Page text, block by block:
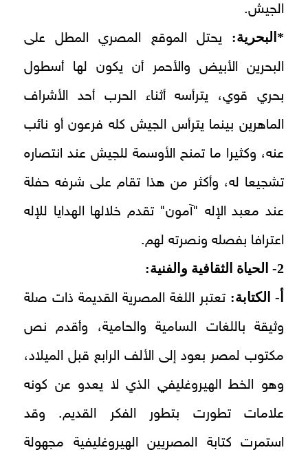
الجيش.
*البحرية: يحتل الموقع المصري المطل على
البحرين الأبيض والأحمر أن يكون لها أسطول
بحري قوي، يترأسه أثناء الحرب أحد الأشراف
الماهرين بينما يترأس الجيش كله فرعون أو نائب
عنه، وكثيرا ما تمنح الأوسمة للجيش عند انتصاره
تشجيعا له، وأكثر من هذا تقام على شرفه حفلة
عند معبد الإله "آمون" تقدم خلالها الهدايا للإله
اعترافا بفصله ونصرته لهم.
2- الحياة الثقافية والفنية:
أ- الكتابة: تعتبر اللغة المصرية القديمة ذات صلة
وثيقة باللغات السامية والحامية، وأقدم نص
مكتوب لمصر بعود إلى الألف الرابع قبل الميلاد،
وهو الخط الهيروغليفي الذي لا يعدو عن كونه
علامات تطورت بتطور الفكر القديم. وقد
استمرت كتابة المصريين الهيروغليفية مجهولة